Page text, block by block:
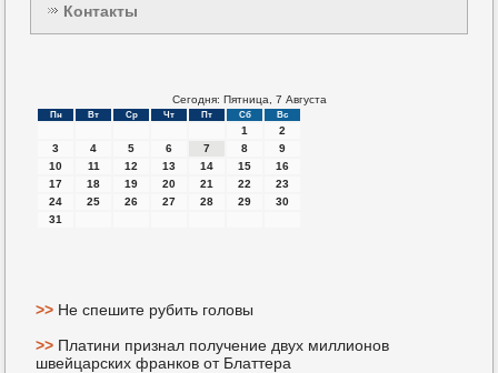
Контакты
Сегодня: Пятница, 7 Августа
Пн Вт Ср Чт Пт Сб Вс
1
2
3
4 5 6 7 8
9
10
11 12 13 14 15
16
17
18 19 20 21 22
23
24
25 26 27 28 29
30
31
>> Не спешите рубить головы
>> Платини признал получение двух миллионов
швейцарских франков от Блаттера